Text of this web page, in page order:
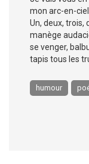
mon arc-en-
Un, deux, trois,
manège
se venger,
tapis tous les
humour